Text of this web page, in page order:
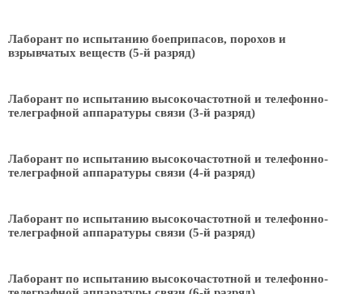
Лаборант по испытанию боеприпасов, порохов и
взрывчатых веществ (5-й разряд)
Лаборант по испытанию высокочастотной и телефонно-
телеграфной аппаратуры связи (3-й разряд)
Лаборант по испытанию высокочастотной и телефонно-
телеграфной аппаратуры связи (4-й разряд)
Лаборант по испытанию высокочастотной и телефонно-
телеграфной аппаратуры связи (5-й разряд)
Лаборант по испытанию высокочастотной и телефонно-